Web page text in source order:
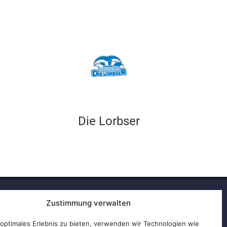
Zustimmung verwalten
Erlebnis zu bieten, verwenden wir Technologien wie
Die Lorbser
Datenschutzerklärung